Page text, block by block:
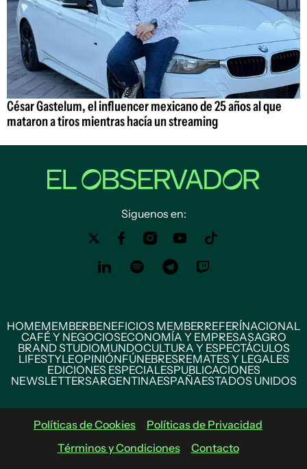
César Gastelum, el influencer mexicano de 25 años al que
mataron a tiros mientras hacía un streaming
Siguenos en:
HOMEMEMBERBENEFICIOS MEMBERREFERÍNACIONAL
CAFÉ Y NEGOCIOSECONOMÍA Y EMPRESASAGRO
BRAND STUDIOMUNDOCULTURA Y ESPECTÁCULOS
LIFESTYLEOPINIÓNFÚNEBRESREMATES Y LEGALES
EDICIONES ESPECIALESPUBLICACIONES
NEWSLETTERSARGENTINAESPAÑAESTADOS UNIDOS
Políticas de Cookies
Políticas de Privacidad
Términos y Condiciones
Contacto